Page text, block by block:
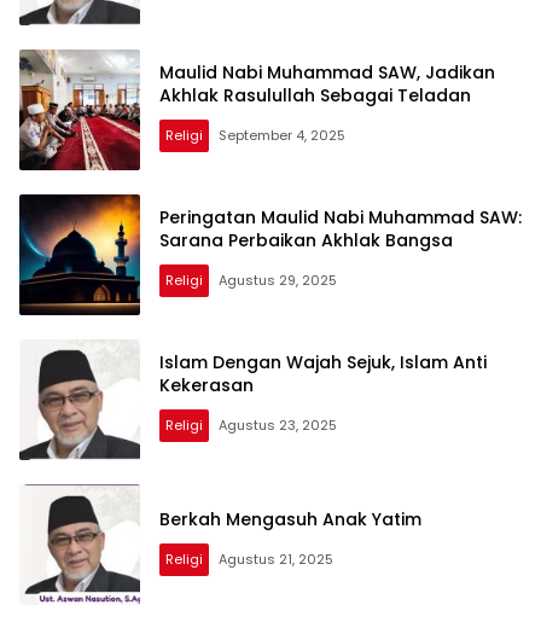
Maulid Nabi Muhammad SAW, Jadikan
Akhlak Rasulullah Sebagai Teladan
Religi September 4, 2025
Peringatan Maulid Nabi Muhammad SAW:
Sarana Perbaikan Akhlak Bangsa
Religi Agustus 29, 2025
Islam Dengan Wajah Sejuk, Islam Anti
Kekerasan
Religi Agustus 23, 2025
Berkah Mengasuh Anak Yatim
Religi Agustus 21, 2025